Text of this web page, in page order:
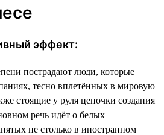
эффект:
пострадают люди, которые
тесно вплетённых в мировую
стоящие у руля цепочки создания
речь идёт о белых
не столько в иностранном